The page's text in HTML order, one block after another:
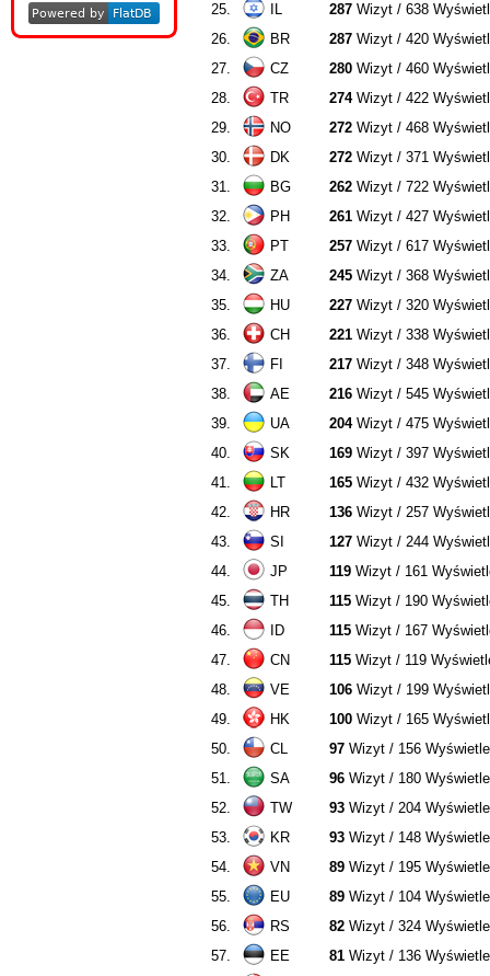
25.
IL 287 Wizyt / 638
26.
BR 287 Wizyt / 420
27.
CZ 280 Wizyt / 460
28.
TR 274Wizyt / 422
29.
NO 272 Wizyt / 468
30.
DK 272 Wizyt / 371
31.
BG 262 Wizyt / 722
32.
PH 261 Wizyt / 427
33.
PT 257 Wizyt / 617
34.
ZA 245 Wizyt / 368
35.
HU 227 Wizyt / 320
36.
CH 221 Wizyt / 338
37.
FI 217 Wizyt / 348
38.
AE 216 Wizyt / 545
39.
UA 204Wizyt / 475
40.
SK 169 Wizyt / 397
41.
LT 165 Wizyt / 432
42.
HR 136 Wizyt / 257
43.
SI 127 Wizyt / 244
44.
JP 119 Wizyt / 161
45.
TH 115 Wizyt / 190
46.
ID 115 Wizyt / 167
47.
CN 115 Wizyt / 119
48.
VE 106 Wizyt / 199
49.
HK 100 Wizyt / 165
50.
CL 97 Wizyt / 156
51.
SA 96 Wizyt / 180
52.
TW 93 Wizyt / 204
53.
KR 93 Wizyt / 148
54.
VN 89 Wizyt / 195
55.
EU 89 Wizyt / 104
56.
RS 82 Wizyt / 324
57.
EE 81 Wizyt / 136